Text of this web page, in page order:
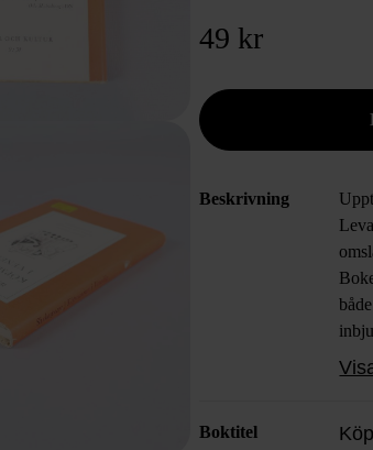
49 kr
Beskrivning
Boktitel